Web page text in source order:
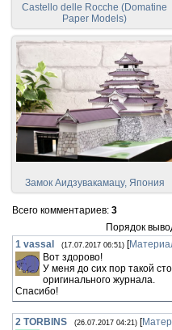
Castello delle Rocche (Domatine
Paper Models)
Замок Аидзувакамацу, Япония
Всего комментариев: 3
Порядок
1 vassal (17.07.2017 06:51) [
Вот здорово!
У меня до сих пор такой
оригинального журнала.
Спасибо!
2 TORBINS (26.07.2017 04:21) [